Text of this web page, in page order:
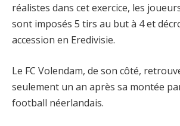
réalistes dans cet exercice, les
sont imposés 5 tirs au but à 4 et
accession en Eredivisie.
Le FC Volendam, de son côté,
seulement un an après sa montée
football néerlandais.